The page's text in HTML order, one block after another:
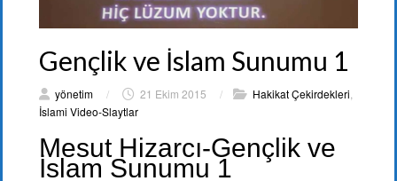
Gençlik ve İslam Sunumu 1
yönetim / 21 Ekim 2015 / Hakikat Çekirdekleri,
İslami Video-Slaytlar
Mesut Hizarcı-Gençlik ve
İslam Sunumu 1